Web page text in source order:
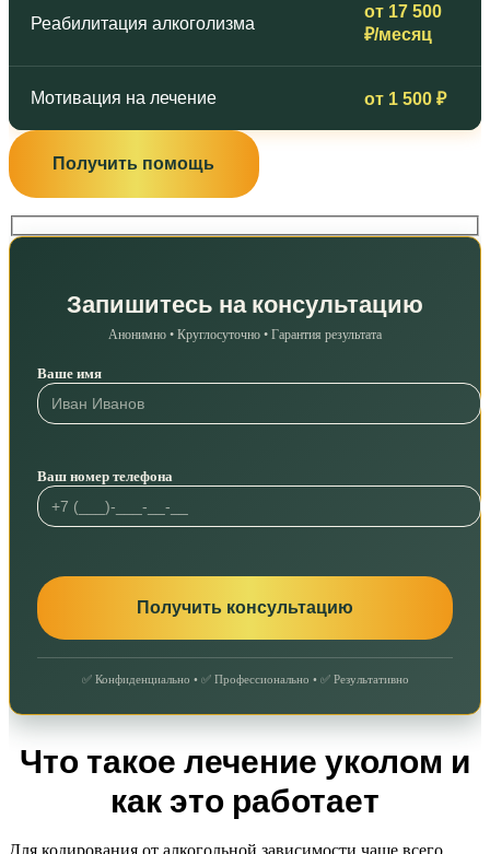
Реабилитация алкоголизма
от 17 500
₽/месяц
Мотивация на лечение от 1 500 ₽
Получить помощь
Запишитесь на консультацию
Анонимно • Круглосуточно • Гарантия результата
Ваше имя
Ваш номер телефона
✅ Конфиденциально • ✅ Профессионально • ✅ Результативно
Что такое лечение уколом и
как это работает
Для кодирования от алкогольной зависимости чаще всего